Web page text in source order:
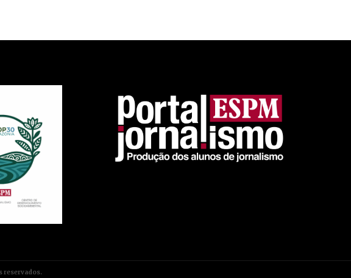
reservados.